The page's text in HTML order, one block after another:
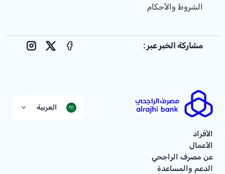
الشروط والأحكام
مشاركة الخبر عبر : Facebook
X
العربية
الأفراد
الأعمال
عن مصرف الراجحي
الدعم والمساعدة